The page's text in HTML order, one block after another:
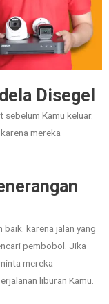
Disegel
Kamu keluar.
mereka
karena jalan yang
pembobol. Jika
mereka
liburan Kamu.